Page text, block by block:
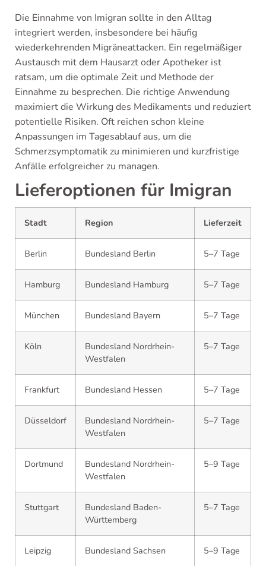
Die Einnahme von Imigran sollte in den Alltag
integriert werden, insbesondere bei häufig
wiederkehrenden Migräneattacken. Ein regelmäßiger
Austausch mit dem Hausarzt oder Apotheker ist
ratsam, um die optimale Zeit und Methode der
Einnahme zu besprechen. Die richtige Anwendung
maximiert die Wirkung des Medikaments und reduziert
potentielle Risiken. Oft reichen schon kleine
Anpassungen im Tagesablauf aus, um die
Schmerzsymptomatik zu minimieren und kurzfristige
Anfälle erfolgreicher zu managen.
Lieferoptionen für Imigran
Stadt Region Lieferzeit
Berlin Bundesland Berlin 5–7 Tage
Hamburg Bundesland Hamburg 5–7 Tage
München Bundesland Bayern 5–7 Tage
Köln
Bundesland Nordrhein-
Westfalen
5–7 Tage
Frankfurt Bundesland Hessen 5–7 Tage
Düsseldorf
Bundesland Nordrhein-
Westfalen
5–7 Tage
Dortmund
Bundesland Nordrhein-
Westfalen
5–9 Tage
Stuttgart
Bundesland Baden-
Württemberg
5–7 Tage
Leipzig Bundesland Sachsen 5–9 Tage